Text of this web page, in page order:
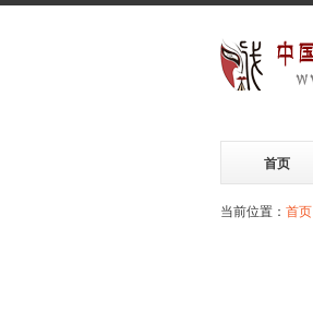
首页
当前位置： 首页